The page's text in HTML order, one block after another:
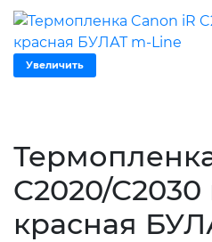
Увеличить
C2020/C2030
красная